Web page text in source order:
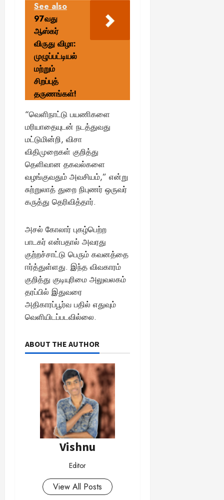
See also
97வது
ஆஸ்கர்
விருது விழா:
முழுப்பட்டியல்
மற்றும்
சிறப்புத்
தருணங்கள்!
“வெளிநாட்டு பயணிகளை
மரியாதையுடன் நடத்துவது
மட்டுமின்றி, விசா
விதிமுறைகள் குறித்து
தெளிவான தகவல்களை
வழங்குவதும் அவசியம்,” என்று
சுற்றுலாத் துறை நிபுணர் ஒருவர்
கருத்து தெரிவித்தார்.
அசல் கோலார் புகழ்பெற்ற
பாடகர் என்பதால் அவரது
குற்றச்சாட்டு பெரும் கவனத்தை
ஈர்த்துள்ளது. இந்த விவகாரம்
குறித்து குடியுரிமை அலுவலகம்
தரப்பில் இதுவரை
அதிகாரப்பூர்வ பதில் எதுவும்
வெளியிடப்படவில்லை.
ABOUT THE AUTHOR
Vishnu
Editor
View All Posts